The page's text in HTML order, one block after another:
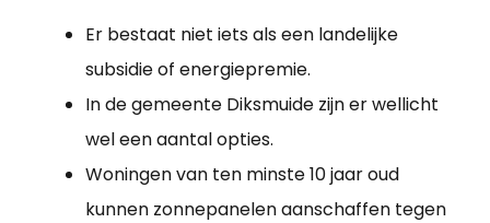
Er bestaat niet iets als een landelijke
subsidie of energiepremie.
In de gemeente Diksmuide zijn er wellicht
wel een aantal opties.
Woningen van ten minste 10 jaar oud
kunnen zonnepanelen aanschaffen tegen